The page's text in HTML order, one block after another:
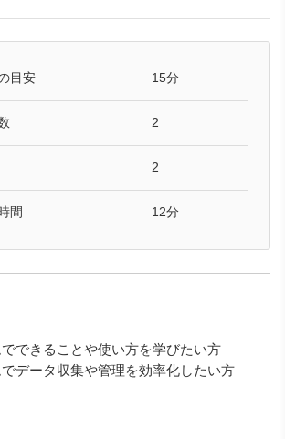
目安 15分
2
2
間 12分
でできることや使い方を学びたい方
でデータ収集や管理を効率化したい方